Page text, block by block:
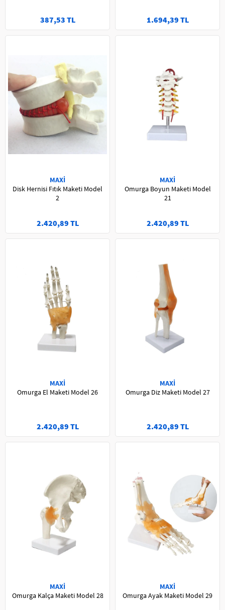
387,53 TL 1.694,39 TL
MAXİ
Disk Hernisi Fıtık Maketi Model
2
2.420,89 TL
MAXİ
Omurga Boyun Maketi Model
21
2.420,89 TL
MAXİ
Omurga El Maketi Model 26
2.420,89 TL
MAXİ
Omurga Diz Maketi Model 27
2.420,89 TL
MAXİ
Omurga Kalça Maketi Model 28
MAXİ
Omurga Ayak Maketi Model 29